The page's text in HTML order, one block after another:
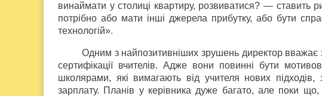
винаймати у столиці квартиру, розвиватися? — ставить
потрібно або мати інші джерела прибутку, або бути
технологій».
Одним з найпозитивніших зрушень директор вважає
сертифікації вчителів. Адже вони повинні бути
школярами, які вимагають від учителя нових
зарплату. Планів у керівника дуже багато, але поки